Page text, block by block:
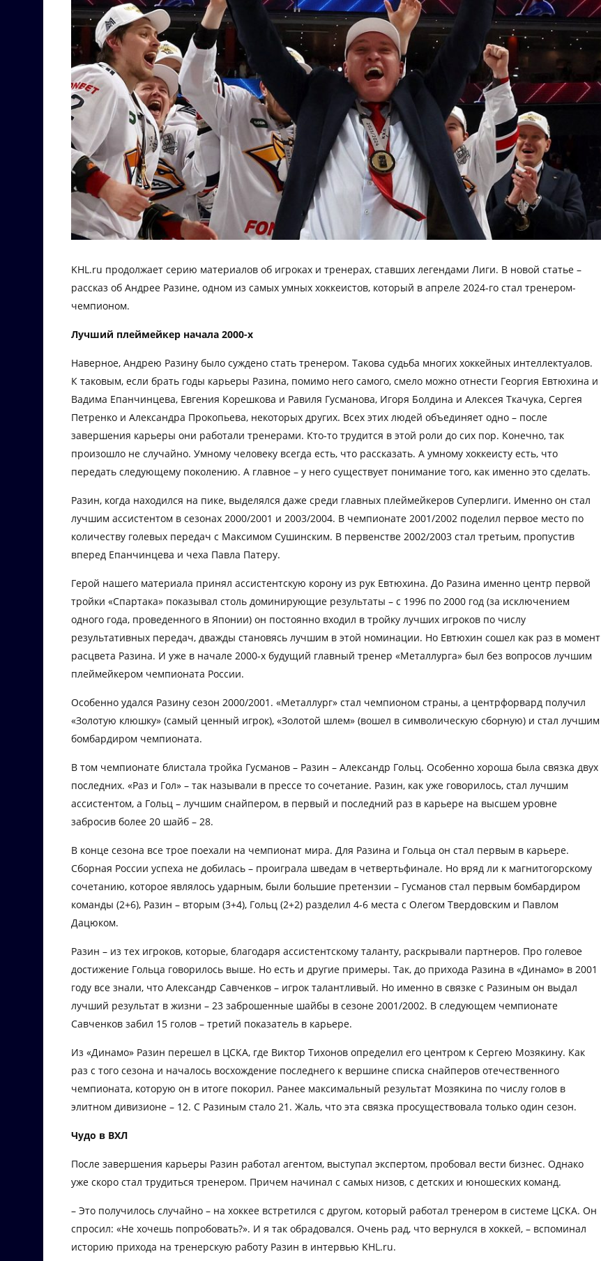
KHL.ru продолжает серию материалов об игроках и тренерах, ставших легендами Лиги. В новой статье –
рассказ об Андрее Разине, одном из самых умных хоккеистов, который в апреле 2024-го стал тренером-
чемпионом.
Лучший плеймейкер начала 2000-х
Наверное, Андрею Разину было суждено стать тренером. Такова судьба многих хоккейных интеллектуалов.
К таковым, если брать годы карьеры Разина, помимо него самого, смело можно отнести Георгия Евтюхина и
Вадима Епанчинцева, Евгения Корешкова и Равиля Гусманова, Игоря Болдина и Алексея Ткачука, Сергея
Петренко и Александра Прокопьева, некоторых других. Всех этих людей объединяет одно – после
завершения карьеры они работали тренерами. Кто-то трудится в этой роли до сих пор. Конечно, так
произошло не случайно. Умному человеку всегда есть, что рассказать. А умному хоккеисту есть, что
передать следующему поколению. А главное – у него существует понимание того, как именно это сделать.
Разин, когда находился на пике, выделялся даже среди главных плеймейкеров Суперлиги. Именно он стал
лучшим ассистентом в сезонах 2000/2001 и 2003/2004. В чемпионате 2001/2002 поделил первое место по
количеству голевых передач с Максимом Сушинским. В первенстве 2002/2003 стал третьим, пропустив
вперед Епанчинцева и чеха Павла Патеру.
Герой нашего материала принял ассистентскую корону из рук Евтюхина. До Разина именно центр первой
тройки «Спартака» показывал столь доминирующие результаты – с 1996 по 2000 год (за исключением
одного года, проведенного в Японии) он постоянно входил в тройку лучших игроков по числу
результативных передач, дважды становясь лучшим в этой номинации. Но Евтюхин сошел как раз в момент
расцвета Разина. И уже в начале 2000-х будущий главный тренер «Металлурга» был без вопросов лучшим
плеймейкером чемпионата России.
Особенно удался Разину сезон 2000/2001. «Металлург» стал чемпионом страны, а центрфорвард получил
«Золотую клюшку» (самый ценный игрок), «Золотой шлем» (вошел в символическую сборную) и стал лучшим
бомбардиром чемпионата.
В том чемпионате блистала тройка Гусманов – Разин – Александр Гольц. Особенно хороша была связка двух
последних. «Раз и Гол» – так называли в прессе то сочетание. Разин, как уже говорилось, стал лучшим
ассистентом, а Гольц – лучшим снайпером, в первый и последний раз в карьере на высшем уровне
забросив более 20 шайб – 28.
В конце сезона все трое поехали на чемпионат мира. Для Разина и Гольца он стал первым в карьере.
Сборная России успеха не добилась – проиграла шведам в четвертьфинале. Но вряд ли к магнитогорскому
сочетанию, которое являлось ударным, были большие претензии – Гусманов стал первым бомбардиром
команды (2+6), Разин – вторым (3+4), Гольц (2+2) разделил 4-6 места с Олегом Твердовским и Павлом
Дацюком.
Разин – из тех игроков, которые, благодаря ассистентскому таланту, раскрывали партнеров. Про голевое
достижение Гольца говорилось выше. Но есть и другие примеры. Так, до прихода Разина в «Динамо» в 2001
году все знали, что Александр Савченков – игрок талантливый. Но именно в связке с Разиным он выдал
лучший результат в жизни – 23 заброшенные шайбы в сезоне 2001/2002. В следующем чемпионате
Савченков забил 15 голов – третий показатель в карьере.
Из «Динамо» Разин перешел в ЦСКА, где Виктор Тихонов определил его центром к Сергею Мозякину. Как
раз с того сезона и началось восхождение последнего к вершине списка снайперов отечественного
чемпионата, которую он в итоге покорил. Ранее максимальный результат Мозякина по числу голов в
элитном дивизионе – 12. С Разиным стало 21. Жаль, что эта связка просуществовала только один сезон.
Чудо в ВХЛ
После завершения карьеры Разин работал агентом, выступал экспертом, пробовал вести бизнес. Однако
уже скоро стал трудиться тренером. Причем начинал с самых низов, с детских и юношеских команд.
– Это получилось случайно – на хоккее встретился с другом, который работал тренером в системе ЦСКА. Он
спросил: «Не хочешь попробовать?». И я так обрадовался. Очень рад, что вернулся в хоккей, – вспоминал
историю прихода на тренерскую работу Разин в интервью KHL.ru.